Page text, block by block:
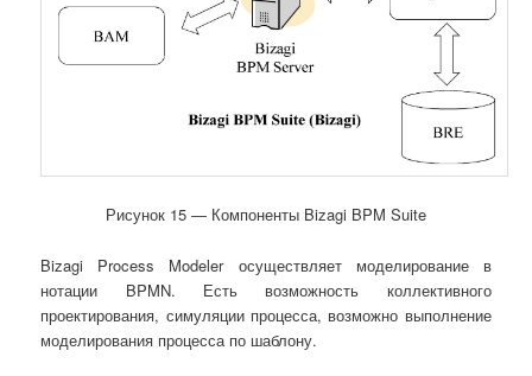
Рисунок 15 ― Компоненты Bizagi BPM Suite
Bizagi Process Modeler осуществляет моделирование в
нотации BPMN. Есть возможность коллективного
проектирования, симуляции процесса, возможно выполнение
моделирования процесса по шаблону.